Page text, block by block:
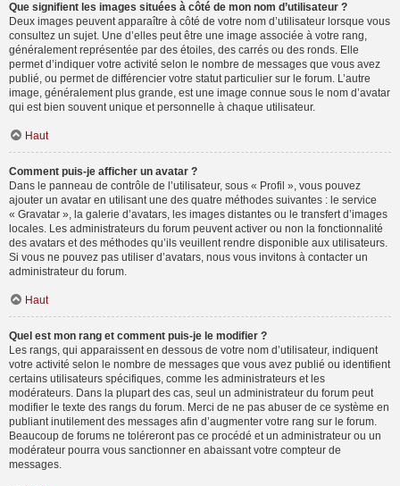
Que signifient les images situées à côté de mon nom d’utilisateur ?
Deux images peuvent apparaître à côté de votre nom d’utilisateur lorsque vous
consultez un sujet. Une d’elles peut être une image associée à votre rang,
généralement représentée par des étoiles, des carrés ou des ronds. Elle
permet d’indiquer votre activité selon le nombre de messages que vous avez
publié, ou permet de différencier votre statut particulier sur le forum. L’autre
image, généralement plus grande, est une image connue sous le nom d’avatar
qui est bien souvent unique et personnelle à chaque utilisateur.
Haut
Comment puis-je afficher un avatar ?
Dans le panneau de contrôle de l’utilisateur, sous « Profil », vous pouvez
ajouter un avatar en utilisant une des quatre méthodes suivantes : le service
« Gravatar », la galerie d’avatars, les images distantes ou le transfert d’images
locales. Les administrateurs du forum peuvent activer ou non la fonctionnalité
des avatars et des méthodes qu’ils veuillent rendre disponible aux utilisateurs.
Si vous ne pouvez pas utiliser d’avatars, nous vous invitons à contacter un
administrateur du forum.
Haut
Quel est mon rang et comment puis-je le modifier ?
Les rangs, qui apparaissent en dessous de votre nom d’utilisateur, indiquent
votre activité selon le nombre de messages que vous avez publié ou identifient
certains utilisateurs spécifiques, comme les administrateurs et les
modérateurs. Dans la plupart des cas, seul un administrateur du forum peut
modifier le texte des rangs du forum. Merci de ne pas abuser de ce système en
publiant inutilement des messages afin d’augmenter votre rang sur le forum.
Beaucoup de forums ne toléreront pas ce procédé et un administrateur ou un
modérateur pourra vous sanctionner en abaissant votre compteur de
messages.